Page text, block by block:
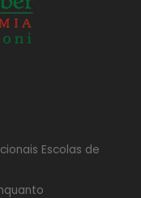
Escolas de